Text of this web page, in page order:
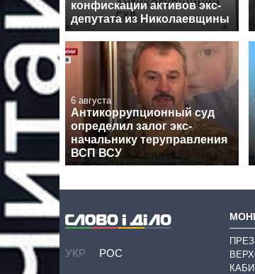
конфискации активов экс-
депутата из Николаевщины
6 августа
Антикоррупционный суд
определил залог экс-
начальнику теруправления
ВСП ВСУ
УКР РОС